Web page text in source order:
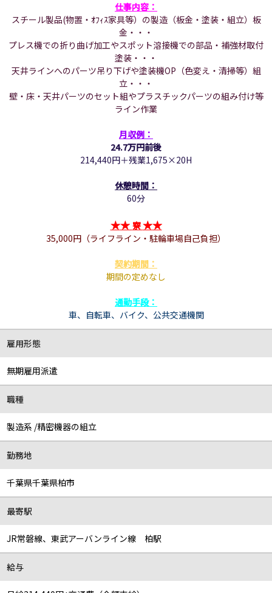
仕事内容：
スチール製品(物置・ｵﾌｨｽ家具等）の製造（板金・塗装・組立）板
金・・・
プレス機での折り曲げ加工やスポット溶接機での部品・補強材取付
塗装・・・
天井ラインへのパーツ吊り下げや塗装機OP（色変え・清掃等）組
立・・・
壁・床・天井パーツのセット組やプラスチックパーツの組み付け等
ライン作業
月収例：
24.7万円前後
214,440円＋残業1,675×20H
休憩時間：
60分
★★ 寮★★
35,000円（ライフライン・駐輪車場自己負担）
契約期間：
期間の定めなし
通勤手段：
車、自転車、 バイク、 公共交通機関
雇用形態
無期雇用派遣
職種
製造系 /精密機器の組立
勤務地
千葉県千葉県柏市
最寄駅
JR常磐線、東武アーバンライン線 柏駅
給与